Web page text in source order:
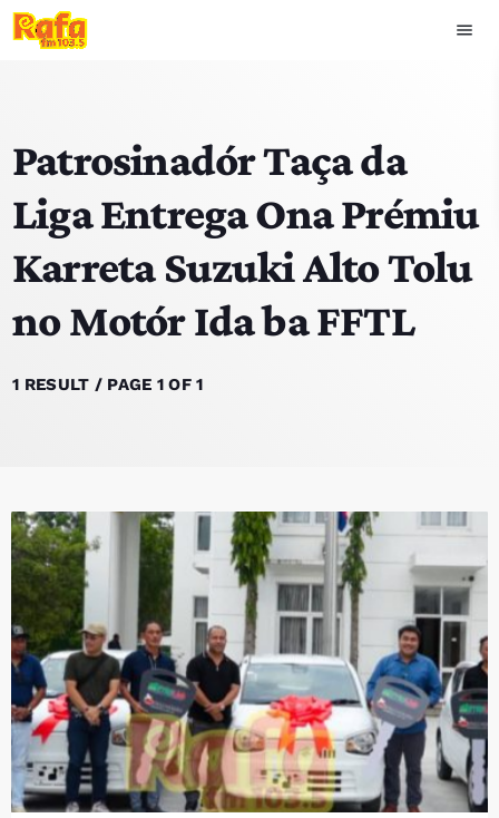
menu
play_arrow OUVIR RAFA
HOME
NOTISIA
EKIPA
PROGRAMA SIRA
VÍDEO SIRA
EVENTU SIRA
KONTAKTU SIRA
TÉTUM keyboard_arrow_down
TÉTUM
Patrosinadór Taça da
Liga Entrega Ona Prémiu
Karreta Suzuki Alto Tolu
no Motór Ida ba FFTL
1 RESULT / PAGE 1 OF 1